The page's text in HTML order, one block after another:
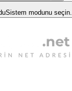
Sistem modunu seçin.